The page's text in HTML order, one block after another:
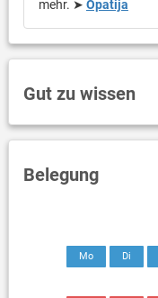
mehr. ➤ Opatija
Gut zu wissen
Belegung
Mo Di